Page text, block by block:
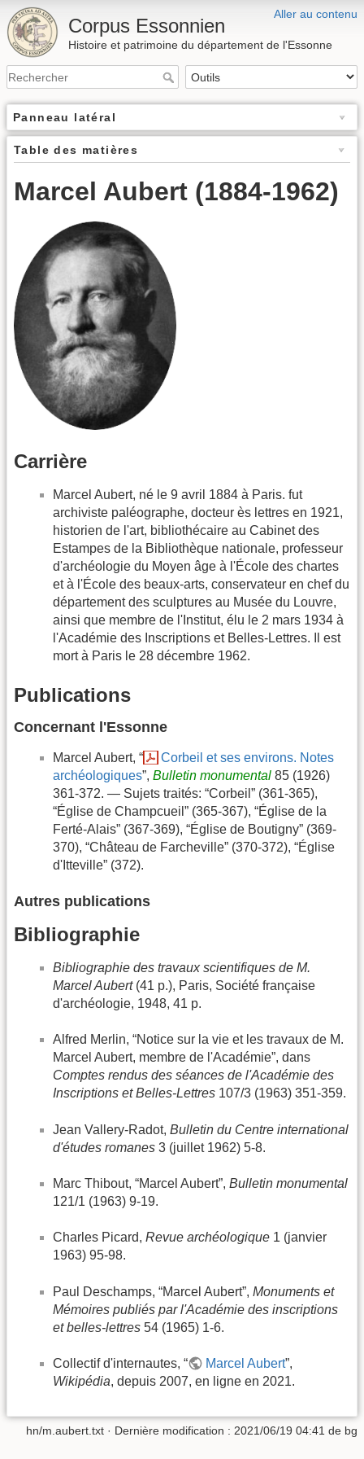
Aller au contenu
Corpus Essonnien
Histoire et patrimoine du département de l'Essonne
Panneau latéral
Table des matières
Marcel Aubert (1884-1962)
Carrière
Marcel Aubert, né le 9 avril 1884 à Paris. fut
archiviste paléographe, docteur ès lettres en 1921,
historien de l'art, bibliothécaire au Cabinet des
Estampes de la Bibliothèque nationale, professeur
d'archéologie du Moyen âge à l'École des chartes
et à l'École des beaux-arts, conservateur en chef du
département des sculptures au Musée du Louvre,
ainsi que membre de l'Institut, élu le 2 mars 1934 à
l'Académie des Inscriptions et Belles-Lettres. Il est
mort à Paris le 28 décembre 1962.
Publications
Concernant l'Essonne
Marcel Aubert, “
Corbeil et ses environs. Notes
archéologiques”, Bulletin monumental 85 (1926)
361-372. — Sujets traités: “Corbeil” (361-365),
“Église de Champcueil” (365-367), “Église de la
Ferté-Alais” (367-369), “Église de Boutigny” (369-
370), “Château de Farcheville” (370-372), “Église
d'Itteville” (372).
Autres publications
Bibliographie
Bibliographie des travaux scientifiques de M.
Marcel Aubert(41 p.), Paris, Société française
d'archéologie, 1948, 41 p.
Alfred Merlin, “Notice sur la vie et les travaux de M.
Marcel Aubert, membre de l'Académie”, dans
Comptes rendus des séances de l'Académie des
Inscriptions et Belles-Lettres 107/3 (1963) 351-359.
Jean Vallery-Radot, Bulletin du Centre international
d'études romanes 3 (juillet 1962) 5-8.
Marc Thibout, “Marcel Aubert”, Bulletin monumental
121/1 (1963) 9-19.
Charles Picard, Revue archéologique 1 (janvier
1963) 95-98.
Paul Deschamps, “Marcel Aubert”, Monuments et
Mémoires publiés par l'Académie des inscriptions
et belles-lettres 54 (1965) 1-6.
Collectif d'internautes, “ Marcel Aubert”,
Wikipédia, depuis 2007, en ligne en 2021.
hn/m.aubert.txt · Dernière modification : 2021/06/19 04:41 de bg